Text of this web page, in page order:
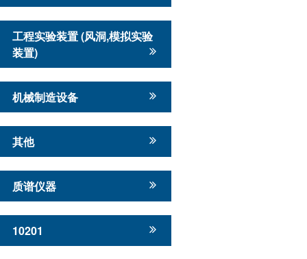
工程实验装置 (风洞,模拟实验
装置)
机械制造设备
其他
质谱仪器
10201